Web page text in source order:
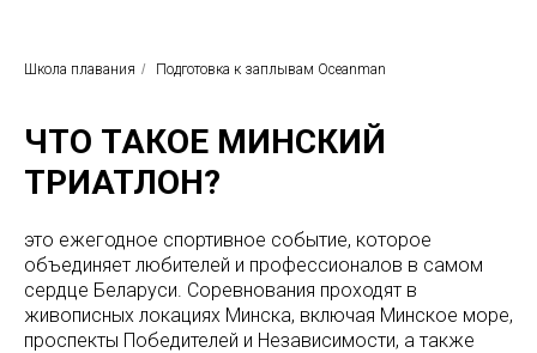
Школа плавания / Подготовка к заплывам Oceanman
ЧТО ТАКОЕ МИНСКИЙ
ТРИАТЛОН?
это ежегодное спортивное событие, которое
объединяет любителей и профессионалов в самом
сердце Беларуси. Соревнования проходят в
живописных локациях Минска, включая Минское море,
проспекты Победителей и Независимости, а также